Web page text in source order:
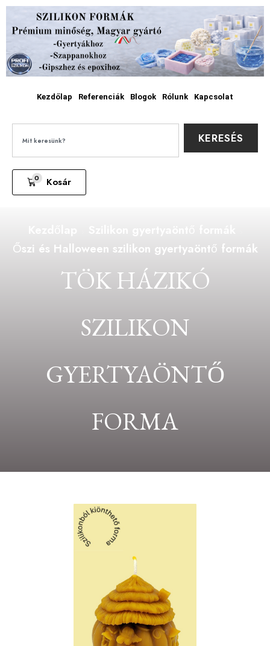
Kezdőlap Referenciák Blogok Rólunk Kapcsolat
KERESÉS
0 Kosár
Őszi és Halloween szilikon gyertyaöntő formák
TÖK HÁZIKÓ
SZILIKON
GYERTYAÖNTŐ
FORMA